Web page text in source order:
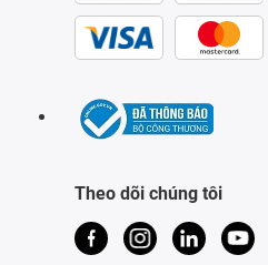
Theo dõi chúng tôi